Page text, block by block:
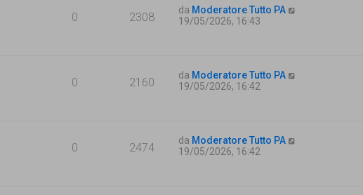
0 2308 da Moderatore Tutto PA
19/05/2026, 16:43
0 2160 da Moderatore Tutto PA
19/05/2026, 16:42
0 2474 da Moderatore Tutto PA
19/05/2026, 16:42